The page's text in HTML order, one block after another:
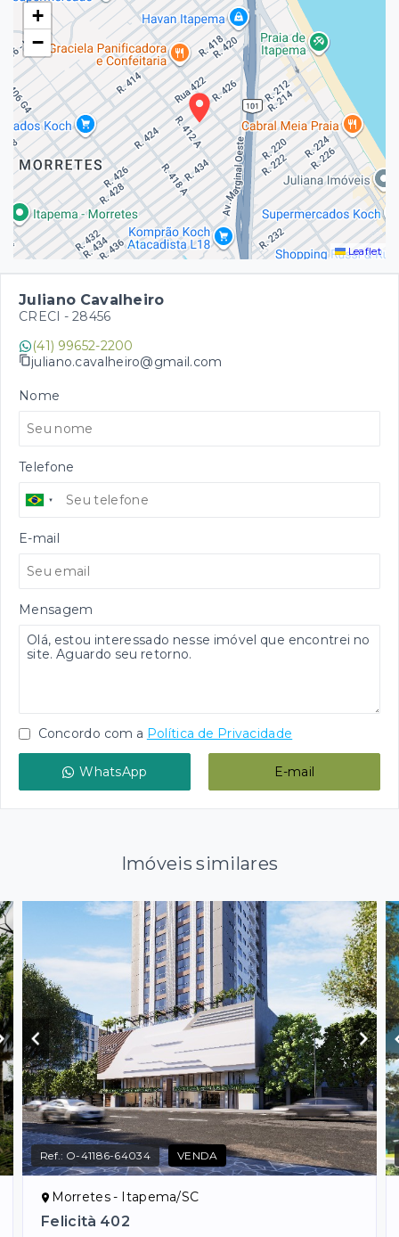
+
−
Leaflet
Juliano Cavalheiro
CRECI - 28456
(41) 99652-2200
juliano.cavalheiro@gmail.com
Nome
Telefone
E-mail
Mensagem
Concordo com a Política de Privacidade
WhatsApp E-mail
Imóveis similares
Ref.: O-41186-64034 VENDA
Morretes - Itapema/SC
Felicità 402